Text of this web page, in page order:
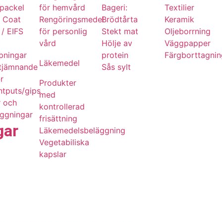
Coat
EIFS
gips
och
för hemvård
Rengöringsmedel
för personlig
vård
Läkemedel
Produkter
med
kontrollerad
frisättning
Läkemedelsbeläggning
Vegetabiliska
kapslar
Bageri:
Brödtårta
Stekt mat
Hölje av
protein
Sås sylt
Textilier
Keramik
Oljeborrning
Väggpapper